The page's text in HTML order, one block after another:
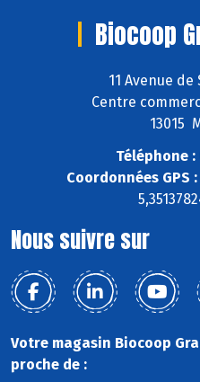
Biocoop
11 Avenue
Centre
13015
Téléphone :
Coordonnées GPS :
Nous suivre sur
Votre magasin Biocoop
proche de :